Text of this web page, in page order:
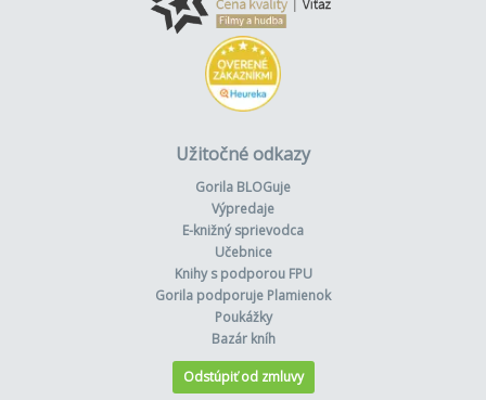
Užitočné odkazy
Gorila BLOGuje
Výpredaje
E-knižný sprievodca
Učebnice
Knihy s podporou FPU
Gorila podporuje Plamienok
Poukážky
Bazár kníh
Odstúpiť od zmluvy